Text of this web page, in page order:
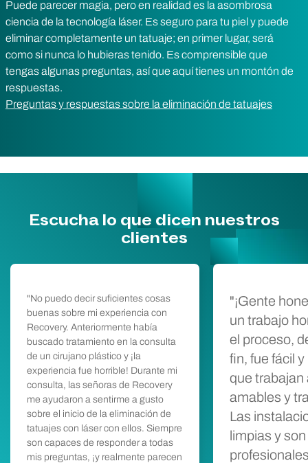
Puede parecer magia, pero en realidad es la asombrosa
ciencia de la tecnología láser. Es seguro para tu piel y puede
eliminar completamente un tatuaje; en primer lugar, será
como si nunca lo hubieras tenido. Es comprensible que
tengas algunas preguntas, así que aquí tienes un montón de
respuestas.
Preguntas y respuestas sobre la eliminación de tatuajes
Escucha lo que dicen nuestros
clientes
"No puedo decir suficientes cosas
buenas sobre mi experiencia con
Recovery. Anteriormente había
buscado tratamiento en la consulta
de un cirujano plástico y ¡la
experiencia fue horrible! Durante mi
consulta, las señoras de Recovery
me ayudaron a sentirme a gusto
sobre el inicio de la eliminación de
tatuajes con láser con ellos. Siempre
son capaces de responder a todas
mis preguntas, ¡y realmente parecen
"¡Gente
un trabajo
el proceso,
fin, fue fácil
que trabajan
amables y
Las
limpias y son